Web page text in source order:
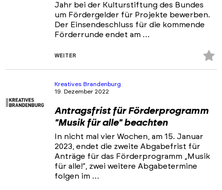
Jahr bei der Kulturstiftung des Bundes
um Fördergelder für Projekte bewerben.
Der Einsendeschluss für die kommende
Förderrunde endet am …
WEITER
Kreatives Brandenburg
19. Dezember 2022
Antragsfrist für Förderprogramm
"Musik für alle" beachten
In nicht mal vier Wochen, am 15. Januar
2023, endet die zweite Abgabefrist für
Anträge für das Förderprogramm „Musik
für alle!“, zwei weitere Abgabetermine
folgen im …